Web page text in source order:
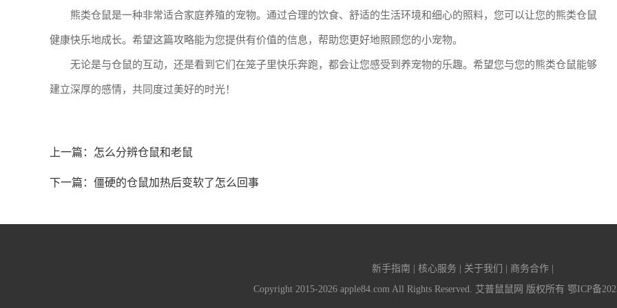
熊类仓鼠是一种非常适合家庭养殖的宠物。通过合理的饮食、舒适的生活环境和细心的照料，您可以让您的熊类仓鼠
健康快乐地成长。希望这篇攻略能为您提供有价值的信息，帮助您更好地照顾您的小宠物。
无论是与仓鼠的互动，还是看到它们在笼子里快乐奔跑，都会让您感受到养宠物的乐趣。希望您与您的熊类仓鼠能够
建立深厚的感情，共同度过美好的时光！
上一篇： 怎么分辨仓鼠和老鼠
下一篇： 僵硬的仓鼠加热后变软了怎么回事
新手指南 | 核心服务 | 关于我们 | 商务合作 |
Copyright 2015-2026 apple84.com All Rights Reserved. 艾普鼠鼠网 版权所有 鄂ICP备